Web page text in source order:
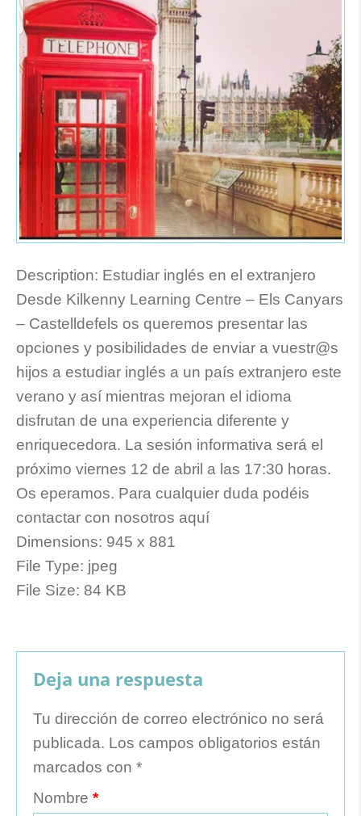
Description: Estudiar inglés en el extranjero
Desde Kilkenny Learning Centre – Els Canyars
– Castelldefels os queremos presentar las
opciones y posibilidades de enviar a vuestr@s
hijos a estudiar inglés a un país extranjero este
verano y así mientras mejoran el idioma
disfrutan de una experiencia diferente y
enriquecedora. La sesión informativa será el
próximo viernes 12 de abril a las 17:30 horas.
Os eperamos. Para cualquier duda podéis
contactar con nosotros aquí
Dimensions: 945 x 881
File Type: jpeg
File Size: 84 KB
Deja una respuesta
Tu dirección de correo electrónico no será
publicada. Los campos obligatorios están
marcados con *
Nombre *